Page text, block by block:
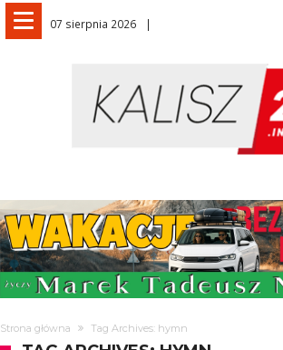
07 sierpnia 2026
Strona główna Tag Archives: hymn